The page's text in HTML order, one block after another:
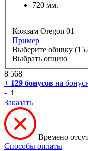
720 мм.
Кожзам Oregon 01
Пример
Выберите обивку
Выбрать опцию
8 568
+ 129 бонусов на
-
Заказать
Времено
Способы оплаты